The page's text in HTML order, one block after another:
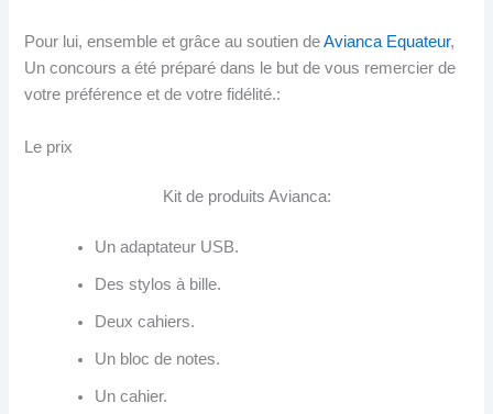
Pour lui, ensemble et grâce au soutien deAvianca Equateur,
Un concours a été préparé dans le but de vous remercier de
votre préférence et de votre fidélité.:
Le prix
Kit de produits Avianca:
Un adaptateur USB.
Des stylos à bille.
Deux cahiers.
Un bloc de notes.
Un cahier.